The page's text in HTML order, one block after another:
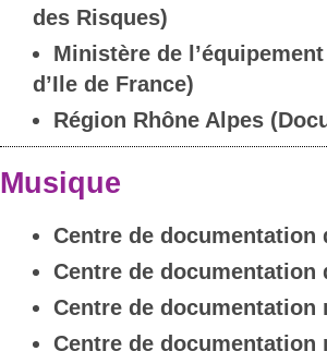
des Risques)
Ministère de
d’Ile de France)
Région Rhône Alpes
Musique
Centre de documentation
Centre de documentation
Centre de documentation
Centre de documentation